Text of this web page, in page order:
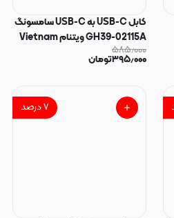
کابل USB-C به USB-C سامسونگ
GH39-02115A ویتنام Vietnam
۵۸۵٫۰۰۰
۳۹۵٫۰۰۰تومان
۷درصد